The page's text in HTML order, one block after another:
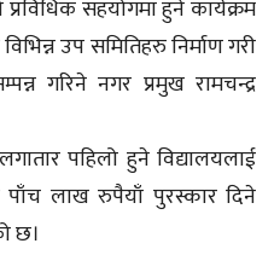
सहयोगमा हुने कार्यक्रम
उप समितिहरु निर्माण गरी
गरिने नगर प्रमुख रामचन्द्र
पहिलो हुने विद्यालयलाई
पाँच लाख रुपैयाँ पुरस्कार दिने
छ।